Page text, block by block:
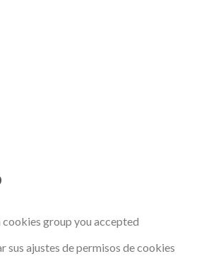
cookies group you accepted
sus ajustes de permisos de cookies